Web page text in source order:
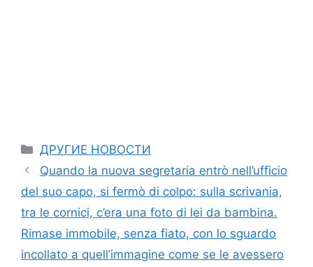
Categories
ДРУГИЕ НОВОСТИ
Quando la nuova segretaria entrò nell’ufficio
del suo capo, si fermò di colpo: sulla scrivania,
tra le cornici, c’era una foto di lei da bambina.
Rimase immobile, senza fiato, con lo sguardo
incollato a quell’immagine come se le avessero